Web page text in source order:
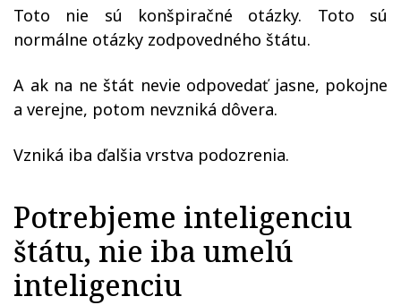
Toto nie sú konšpiračné otázky. Toto sú
normálne otázky zodpovedného štátu.
A ak na ne štát nevie odpovedať jasne, pokojne
a verejne, potom nevzniká dôvera.
Vzniká iba ďalšia vrstva podozrenia.
Potrebjeme inteligenciu
štátu, nie iba umelú
inteligenciu